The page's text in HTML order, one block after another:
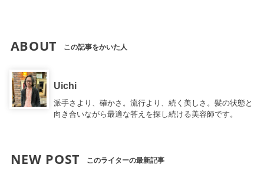
ABOUT この記事をかいた人
Uichi
派手さより、確かさ。流行より、続く美しさ。髪の状態と
向き合いながら最適な答えを探し続ける美容師です。
NEW POST このライターの最新記事